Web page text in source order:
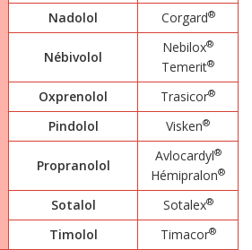
Nadolol Corgard®
Nébivolol
Nebilox®
Temerit®
Oxprenolol Trasicor®
Pindolol Visken®
Propranolol
Avlocardyl®
Hémipralon®
Sotalol Sotalex®
Timolol Timacor®